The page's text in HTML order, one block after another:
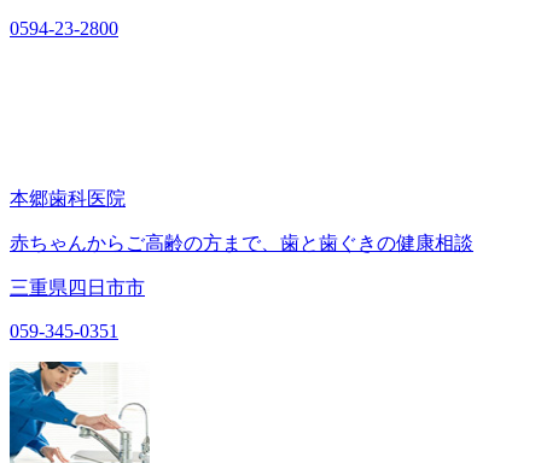
0594-23-2800
本郷歯科医院
赤ちゃんからご高齢の方まで、歯と歯ぐきの健康相談
三重県四日市市
059-345-0351